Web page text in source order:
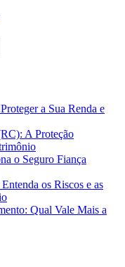
a Sua Renda e
A Proteção
o Seguro Fiança
os Riscos e as
Qual Vale Mais a